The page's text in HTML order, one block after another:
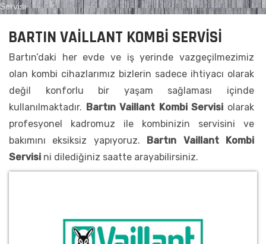
Servisi
BARTIN VAILLANT KOMBI SERVISI
Bartın’daki her evde ve iş yerinde vazgeçilmezimiz
olan kombi cihazlarımız bizlerin sadece ihtiyacı olarak
değil konforlu bir yaşam sağlaması içinde
kullanılmaktadır. Bartın Vaillant Kombi Servisi olarak
profesyonel kadromuz ile kombinizin servisini ve
bakımını eksiksiz yapıyoruz. Bartın Vaillant Kombi
Servisi ni dilediğiniz saatte arayabilirsiniz.